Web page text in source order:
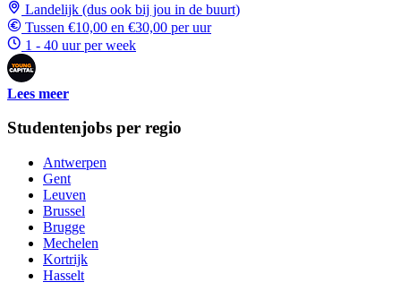
Landelijk (dus ook bij jou in de buurt)
Tussen €10,00 en €30,00 per uur
1 - 40 uur per week
Lees meer
Studentenjobs per regio
Antwerpen
Gent
Leuven
Brussel
Brugge
Mechelen
Kortrijk
Hasselt